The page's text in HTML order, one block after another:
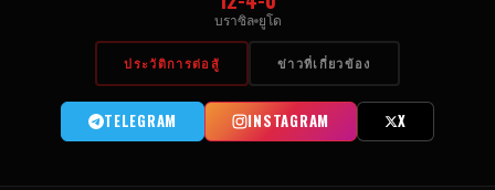
บราซิล ยูโด
ประวัติการต่อสู้ ข่าวที่เกี่ยวข้อง
TELEGRAM INSTAGRAM X